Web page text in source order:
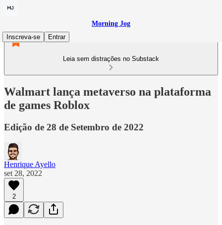
Morning Jog
Inscreva-se
Entrar
Leia sem distrações no Substack
Walmart lança metaverso na plataforma
de games Roblox
Edição de 28 de Setembro de 2022
Henrique Ayello
set 28, 2022
2